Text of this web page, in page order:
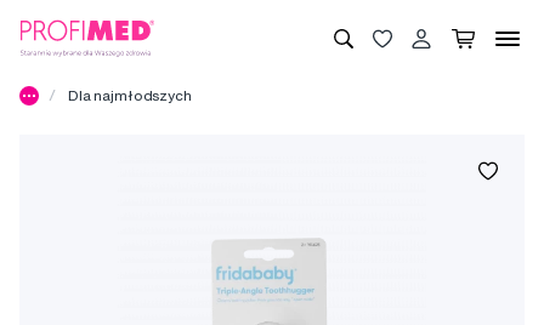
Dla najmłodszych